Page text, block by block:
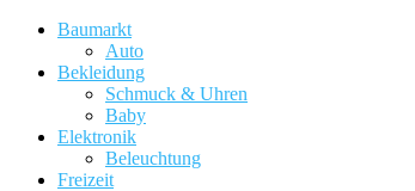
Baumarkt
Auto
Bekleidung
Schmuck & Uhren
Baby
Elektronik
Beleuchtung
Freizeit